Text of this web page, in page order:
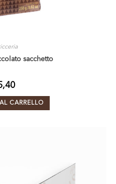
sacchetto
CARRELLO